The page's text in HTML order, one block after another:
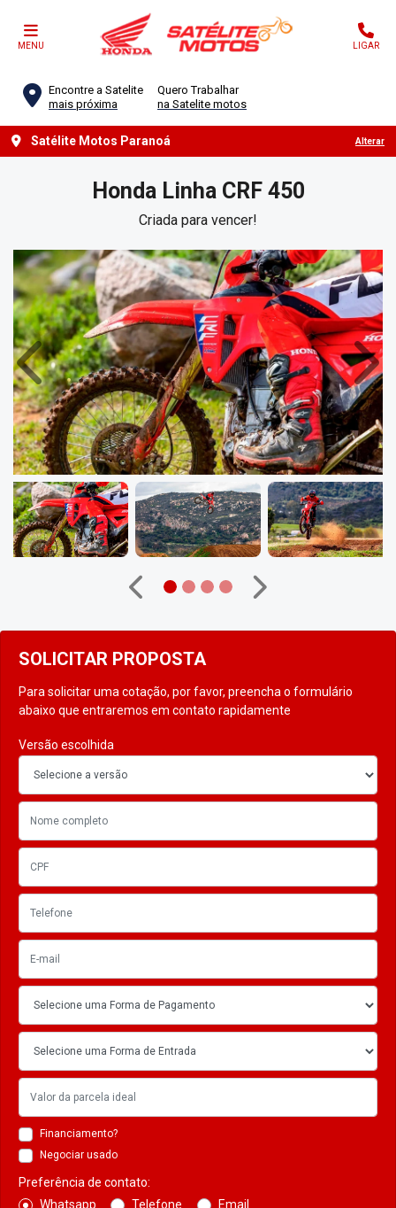
MENU LIGAR
Encontre a Satelite
mais próxima
Quero Trabalhar
na Satelite motos
Satélite Motos Paranoá Alterar
HondaLinha CRF 450
Criada para vencer!
SOLICITAR PROPOSTA
Para solicitar uma cotação, por favor, preencha o formulário
abaixo que entraremos em contato rapidamente
Versão escolhida
Financiamento?
Negociar usado
Preferência de contato:
Whatsapp
Telefone Email
Anterior
Anterior Próximo